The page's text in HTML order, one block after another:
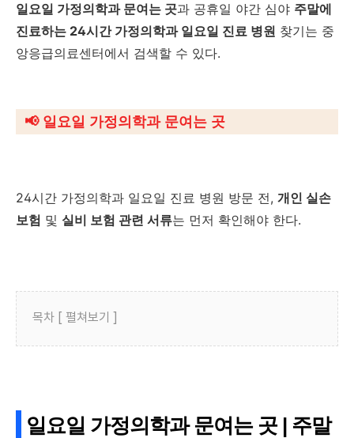
일요일 가정의학과 문여는 곳과 공휴일 야간 심야 주말에
진료하는 24시간 가정의학과 일요일 진료 병원 찾기는 중
앙응급의료센터에서 검색할 수 있다.
📢일요일 가정의학과 문여는 곳
24시간 가정의학과 일요일 진료 병원 방문 전, 개인 실손
보험 및 실비 보험 관련 서류는 먼저 확인해야 한다.
목차 [ 펼쳐보기 ]
일요일 가정의학과 문여는 곳 | 주말